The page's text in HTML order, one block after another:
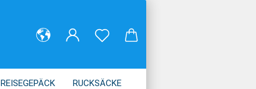
REISEGEPÄCK RUCKSÄCKE